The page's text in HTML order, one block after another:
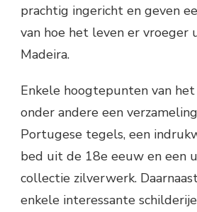
prachtig ingericht en geven
van hoe het leven er vroeger
Madeira.
Enkele hoogtepunten van
onder andere een
Portugese tegels, een
bed uit de 18e eeuw en een
collectie zilverwerk.
enkele interessante